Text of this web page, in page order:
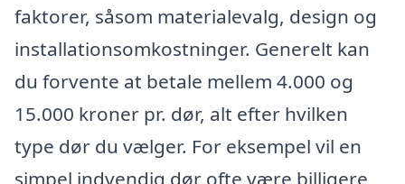
faktorer, såsom materialevalg, design og
installationsomkostninger. Generelt kan
du forvente at betale mellem 4.000 og
15.000 kroner pr. dør, alt efter hvilken
type dør du vælger. For eksempel vil en
simpel indvendig dør ofte være billigere